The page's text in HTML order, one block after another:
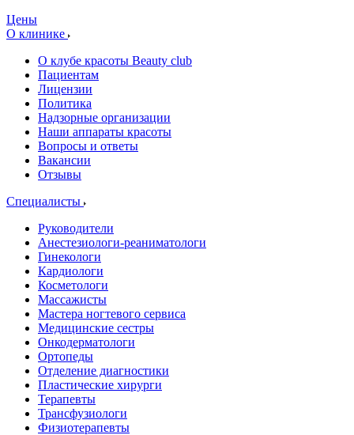
Цены
О клинике
О клубе красоты Beauty club
Пациентам
Лицензии
Политика
Надзорные организации
Наши аппараты красоты
Вопросы и ответы
Вакансии
Отзывы
Специалисты
Руководители
Анестезиологи-реаниматологи
Гинекологи
Кардиологи
Косметологи
Массажисты
Мастера ногтевого сервиса
Медицинские сестры
Онкодерматологи
Ортопеды
Отделение диагностики
Пластические хирурги
Терапевты
Трансфузиологи
Физиотерапевты